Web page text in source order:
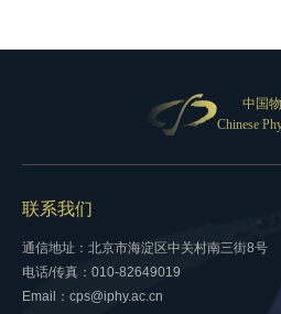
中国
Chinese
联系我们
通信地址：北京市海淀区中关村南三街8号
电话/传真：010-82649019
Email：cps@iphy.ac.cn